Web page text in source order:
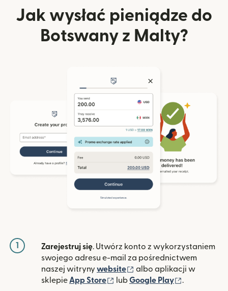
Jak wysłać pieniądze do
Botswany z Malty?
1 Zarejestruj się. Utwórz konto z wykorzystaniem
swojego adresu e-mail za pośrednictwem
naszej witryny website (otwiera się w nowym
albo aplikacji w
sklepie App Store (otwiera się w nowym oknie)
lubGoogle Play .